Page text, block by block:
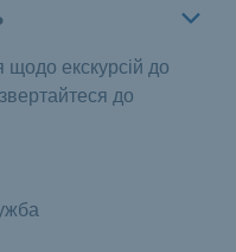
екскурсій до
до